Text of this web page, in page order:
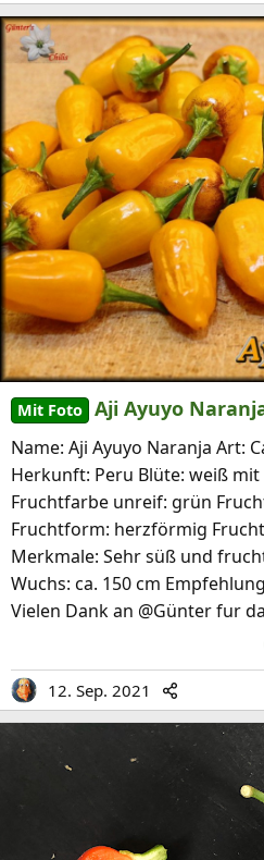
Mit Foto Aji Ayuyo
Name: Aji Ayuyo Naranja Art:
Herkunft: Peru Blüte: weiß
Fruchtfarbe unreif: grün
Fruchtform: herzförmig
Merkmale: Sehr süß und
Wuchs: ca. 150 cm
Vielen Dank an @Günter fur
12. Sep. 2021